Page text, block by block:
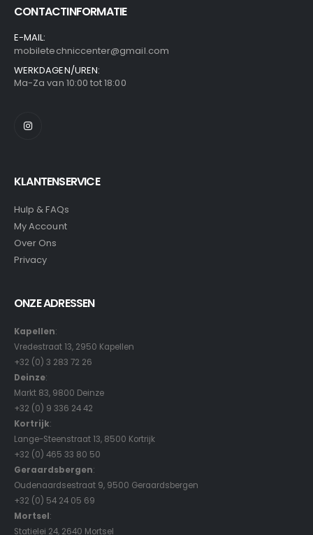
CONTACTINFORMATIE
E-MAIL:
mobiletechniccenter@gmail.com
WERKDAGEN/UREN:
Ma-Za van 10:00 tot 18:00
KLANTENSERVICE
Hulp & FAQs
My Account
Over Ons
Privacy
ONZE ADRESSEN
Kapellen:
Vredestraat 13, 2950 Kapellen
+32 (0) 3 283 72 26
Deinze:
Markt 83, 9800 Deinze
+32 (0) 9 336 24 42
Kortrijk:
Lange-Steenstraat 13, 8500 Kortrijk
+32 (0) 465 33 80 50
Geraardsbergen:
Oudenaardsestraat 9, 9500 Geraardsbergen
+32 (0) 54 24 05 69
Mortsel:
Statielei 24, 2640 Mortsel